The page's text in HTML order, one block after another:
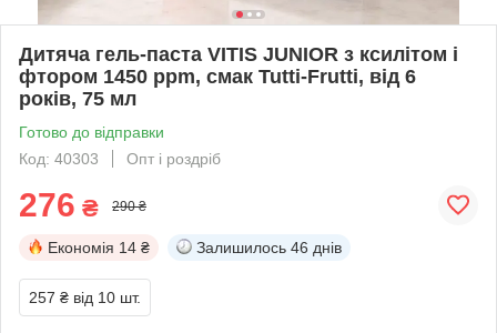
Дитяча гель-паста VITIS JUNIOR з ксилітом і
фтором 1450 ppm, смак Tutti-Frutti, від 6
років, 75 мл
Готово до відправки
Код: 40303
Опт і роздріб
276 ₴ 290 ₴
Економія 14 ₴ Залишилось 46 днів
257 ₴ від 10 шт.